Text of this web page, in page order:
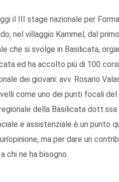
il III stage nazionale per
nel villaggio Kammel, dal
che si svolge in Basilicata,
ed ha accolto più di 100
dei giovani: avv. Rosario
come uno dei punti focali
della Basilicata
e assistenziale è un punto
ma per dare un
chi ne ha bisogno.